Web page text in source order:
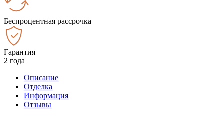
Беспроцентная рассрочка
Гарантия
2 года
Описание
Отделка
Информация
Отзывы